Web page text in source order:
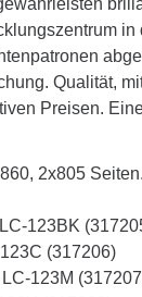
Qualität,
Preisen.
2x805 Seiten.
123BK
(317206)
123M